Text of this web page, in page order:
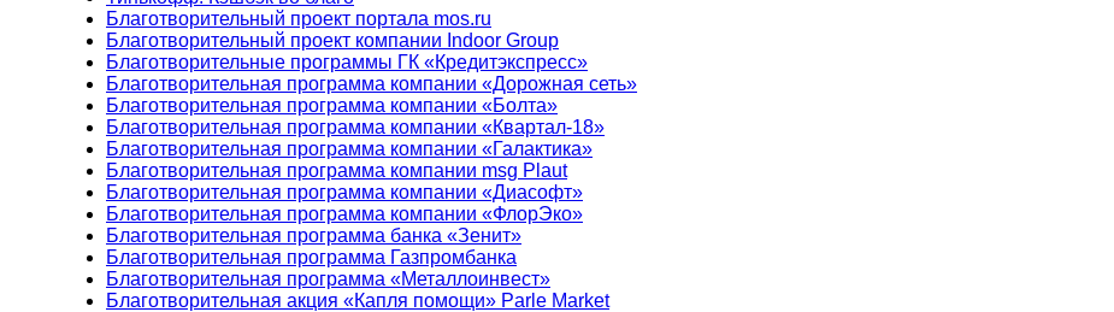
Благотворительный проект портала mos.ru
Благотворительный проект компании Indoor Group
Благотворительные программы ГК «Кредитэкспресс»
Благотворительная программа компании «Дорожная сеть»
Благотворительная программа компании «Болта»
Благотворительная программа компании «Квартал-18»
Благотворительная программа компании «Галактика»
Благотворительная программа компании msg Plaut
Благотворительная программа компании «Диасофт»
Благотворительная программа компании «ФлорЭко»
Благотворительная программа банка «Зенит»
Благотворительная программа Газпромбанка
Благотворительная программа «Металлоинвест»
Благотворительная акция «Капля помощи» Parle Market